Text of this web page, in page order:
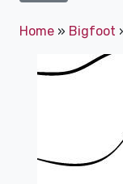
Home » Bigfoot